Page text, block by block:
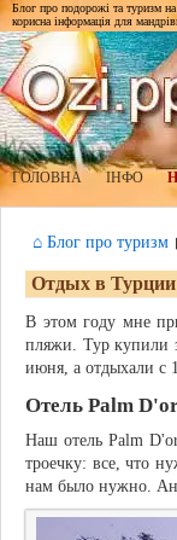
Блог про подорожі та туризм на
корисна інформація для
ГОЛОВНА ІНФО
⌂ Блог про туризм
Отдых в Турции
В этом году мне
пляжи. Тур купили
июня, а отдыхали с
Отель Palm
Наш отель Palm
троечку: все, что
нам было нужно.